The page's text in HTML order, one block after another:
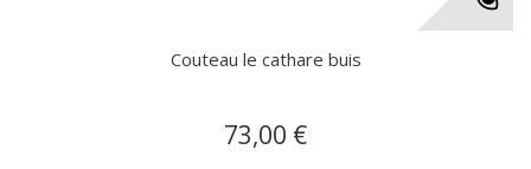
Couteau le cathare buis
73,00 €